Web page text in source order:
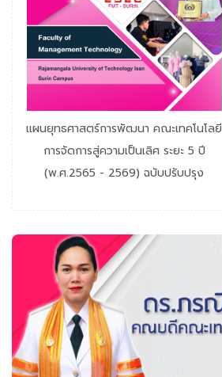
แผนยุทธศาสตร์การพัฒนา คณะเทคโนโลยี
การจัดการสู่ความเป็นเลิศ ระยะ 5 ปี
(พ.ศ.2565 - 2569) ฉบับปรับปรุง